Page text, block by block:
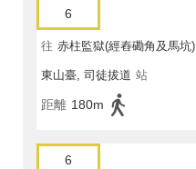
6
往 赤柱監獄(經舂磡角及馬坑)
東山臺, 司徒拔道 站
距離 180m
6